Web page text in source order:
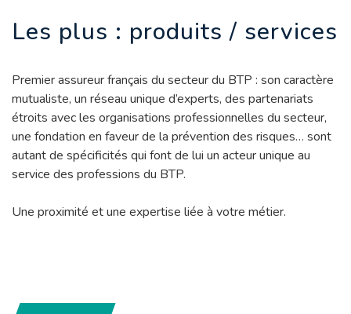
Les plus : produits / services
Premier assureur français du secteur du BTP : son caractère
mutualiste, un réseau unique d’experts, des partenariats
étroits avec les organisations professionnelles du secteur,
une fondation en faveur de la prévention des risques… sont
autant de spécificités qui font de lui un acteur unique au
service des professions du BTP.
Une proximité et une expertise liée à votre métier.